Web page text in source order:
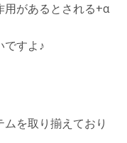
用があるとされる+α
ですよ♪
を取り揃えており